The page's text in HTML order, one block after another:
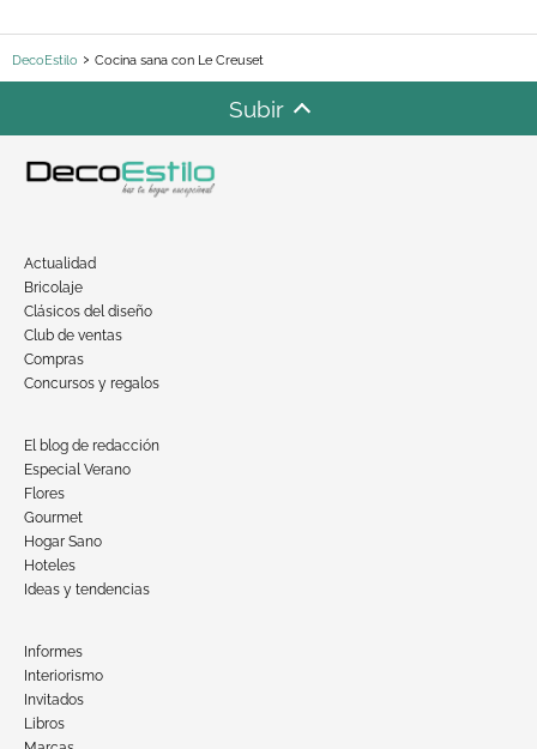
DecoEstilo Cocina sana con Le Creuset
Subir
Actualidad
Bricolaje
Clásicos del diseño
Club de ventas
Compras
Concursos y regalos
El blog de redacción
Especial Verano
Flores
Gourmet
Hogar Sano
Hoteles
Ideas y tendencias
Informes
Interiorismo
Invitados
Libros